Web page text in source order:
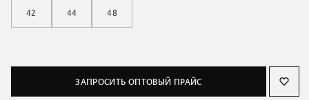
42 44 48
ЗАПРОСИТЬ ОПТОВЫЙ ПРАЙС